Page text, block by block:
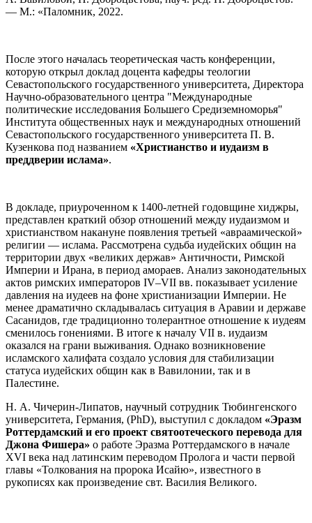
— М.: «Паломник, 2022.
После этого началась теоретическая часть конференции,
которую открыл доклад доцента кафедры теологии
Севастопольского государственного университета, Директора
Научно-образовательного центра "Международные
политические исследования Большего Средиземноморья"
Института общественных наук и международных отношений
Севастопольского государственного университета П. В.
Кузенкова под названием «Христианство и иудаизм в
преддверии ислама».
В докладе, приуроченном к 1400-летней годовщине хиджры,
представлен краткий обзор отношений между иудаизмом и
христианством накануне появления третьей «авраамической»
религии — ислама. Рассмотрена судьба иудейских общин на
территории двух «великих держав» Античности, Римской
Империи и Ирана, в период амораев. Анализ законодательных
актов римских императоров IV–VII вв. показывает усиление
давления на иудеев на фоне христианизации Империи. Не
менее драматично складывалась ситуация в Аравии и державе
Сасанидов, где традиционно толерантное отношение к иудеям
сменилось гонениями. В итоге к началу VII в. иудаизм
оказался на грани выживания. Однако возникновение
исламского халифата создало условия для стабилизации
статуса иудейских общин как в Вавилонии, так и в
Палестине.
Н. А. Чичерин-Липатов, научный сотрудник Тюбингенского
университета, Германия, (PhD), выступил с докладом «Эразм
Роттердамский и его проект святоотеческого перевода для
Джона Фишера» о работе Эразма Роттердамского в начале
XVI века над латинским переводом Пролога и части первой
главы «Толкования на пророка Исайю», известного в
рукописях как произведение свт. Василия Великого.